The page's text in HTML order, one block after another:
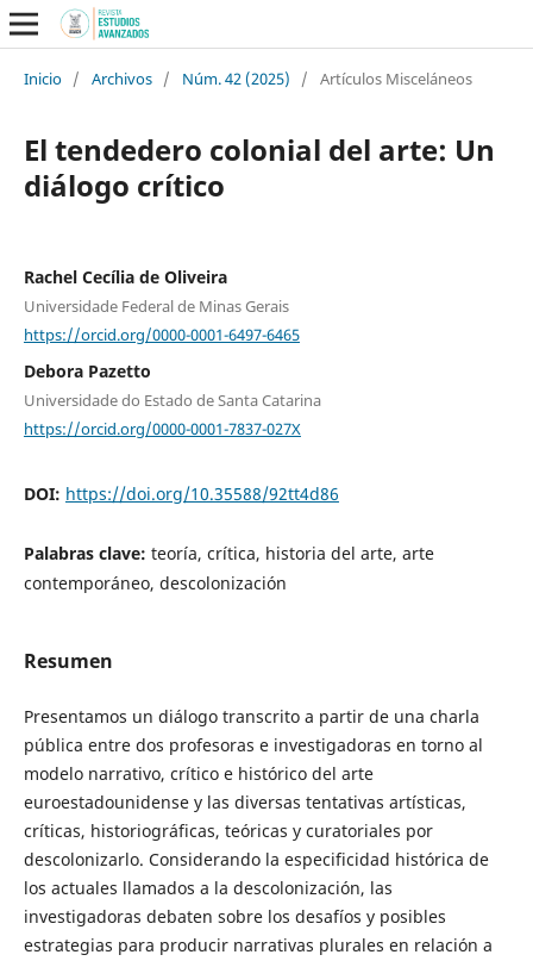
Inicio / Archivos / Núm. 42 (2025) / Artículos Misceláneos
El tendedero colonial del arte: Un
diálogo crítico
Rachel Cecília de Oliveira
Universidade Federal de Minas Gerais
https://orcid.org/0000-0001-6497-6465
Debora Pazetto
Universidade do Estado de Santa Catarina
https://orcid.org/0000-0001-7837-027X
DOI: https://doi.org/10.35588/92tt4d86
Palabras clave: teoría, crítica, historia del arte, arte
contemporáneo, descolonización
Resumen
Presentamos un diálogo transcrito a partir de una charla
pública entre dos profesoras e investigadoras en torno al
modelo narrativo, crítico e histórico del arte
euroestadounidense y las diversas tentativas artísticas,
críticas, historiográficas, teóricas y curatoriales por
descolonizarlo. Considerando la especificidad histórica de
los actuales llamados a la descolonización, las
investigadoras debaten sobre los desafíos y posibles
estrategias para producir narrativas plurales en relación a